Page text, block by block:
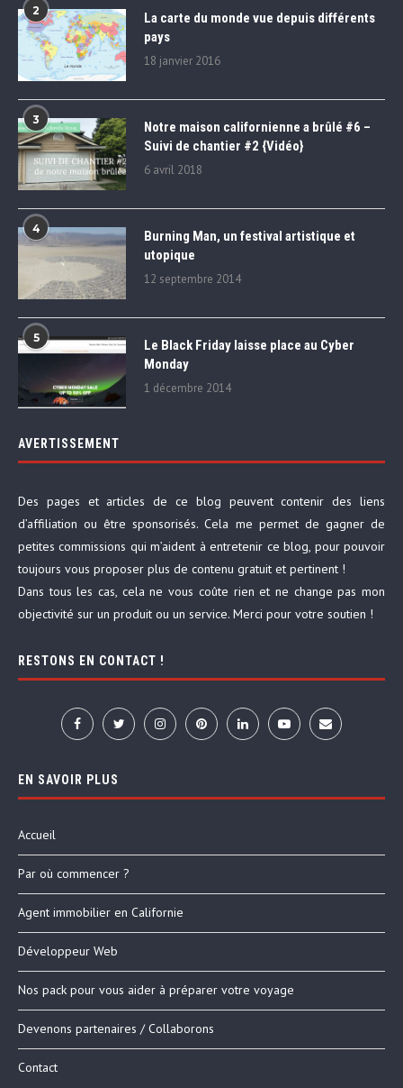
2
La carte du monde vue depuis différents
pays
18 janvier 2016
3
Notre maison californienne a brûlé #6 –
Suivi de chantier #2 {Vidéo}
6 avril 2018
4
Burning Man, un festival artistique et
utopique
12 septembre 2014
5
Le Black Friday laisse place au Cyber
Monday
1 décembre 2014
AVERTISSEMENT
Des pages et articles de ce blog peuvent contenir des liens
d’affiliation ou être sponsorisés. Cela me permet de gagner de
petites commissions qui m’aident à entretenir ce blog, pour pouvoir
toujours vous proposer plus de contenu gratuit et pertinent !
Dans tous les cas, cela ne vous coûte rien et ne change pas mon
objectivité sur un produit ou un service. Merci pour votre soutien !
RESTONS EN CONTACT !
EN SAVOIR PLUS
Accueil
Par où commencer ?
Agent immobilier en Californie
Développeur Web
Nos pack pour vous aider à préparer votre voyage
Devenons partenaires / Collaborons
Contact